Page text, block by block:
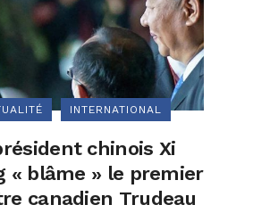
INTERNATIONAL
chinois Xi
« blâme » le premier
canadien Trudeau